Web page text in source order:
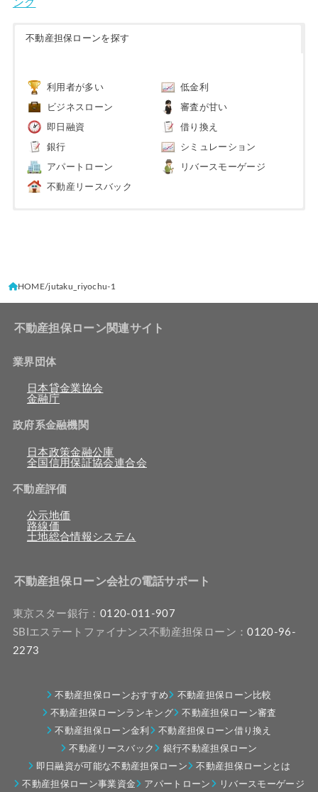
ング
不動産担保ローンを探す
利用者が多い 低金利
ビジネスローン 審査が甘い
即日融資 借り換え
銀行 シミュレーション
アパートローン リバースモーゲージ
不動産リースバック
HOME jutaku_riyochu-1
不動産担保ローン関連サイト
業界団体
日本貸金業協会
金融庁
政府系金融機関
日本政策金融公庫
全国信用保証協会連合会
不動産評価
公示地価
路線価
土地総合情報システム
不動産担保ローン会社の電話サポート
東京スター銀行： 0120-011-907
SBIエステートファイナンス不動産担保ローン：0120-96-
2273
不動産担保ローンおすすめ
不動産担保ローン比較
不動産担保ローンランキング
不動産担保ローン審査
不動産担保ローン金利
不動産担保ローン借り換え
不動産リースバック
銀行不動産担保ローン
即日融資が可能な不動産担保ローン
不動産担保ローンとは
不動産担保ローン事業資金
アパートローン リバースモーゲージ